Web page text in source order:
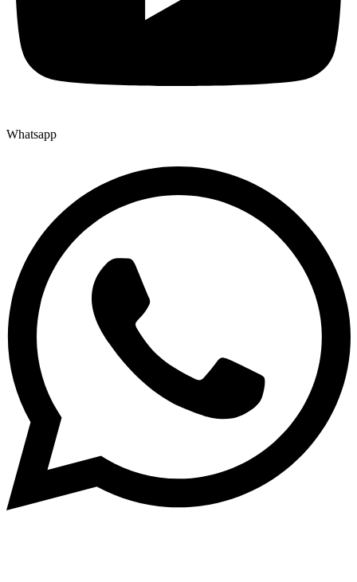
Whatsapp